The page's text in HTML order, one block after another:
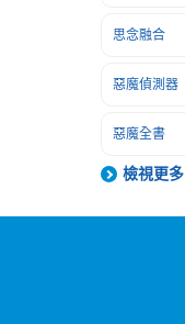
思念融合
惡魔偵測器
惡魔全書
檢視更多